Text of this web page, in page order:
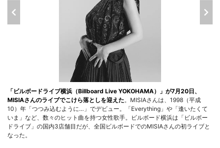
「ビルボードライブ横浜（Billboard Live YOKOHAMA）」が7月20日、
MISIAさんのライブでこけら落としを迎えた。MISIAさんは、1998（平成
10）年「つつみ込むように…」でデビュー。「Everything」や「逢いたくて
いま」など、数々のヒット曲を持つ女性歌手。ビルボード横浜は「ビルボー
ドライブ」の国内3店舗目だが、全国ビルボードでのMISIAさんの初ライブと
なった。